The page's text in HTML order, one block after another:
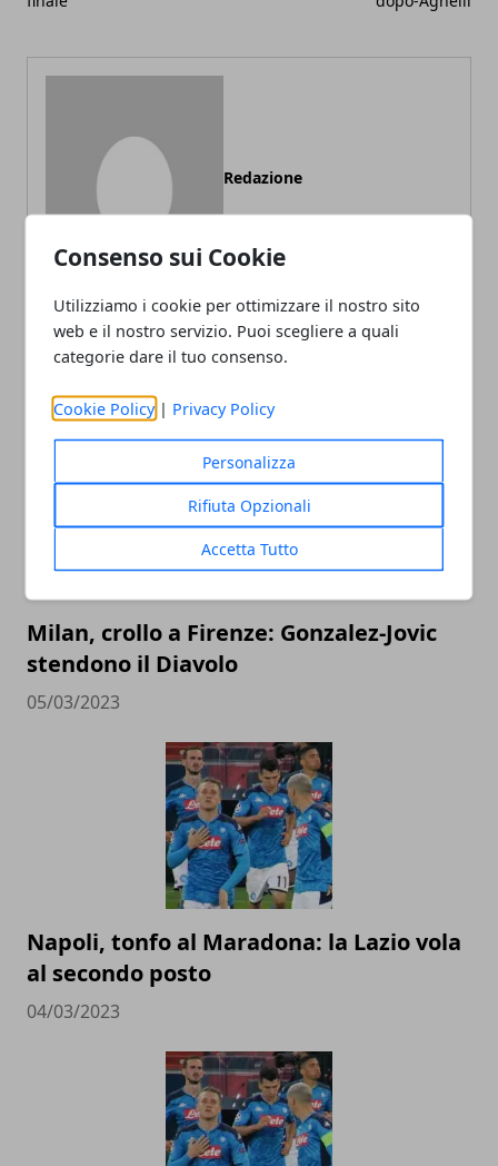
Consenso sui Cookie
Utilizziamo i cookie per ottimizzare il nostro sito
web e il nostro servizio. Puoi scegliere a quali
categorie dare il tuo consenso.
Cookie Policy | Privacy Policy
Personalizza
Rifiuta Opzionali
Accetta Tutto
Redazione
Milan, crollo a Firenze: Gonzalez-Jovic
stendono il Diavolo
05/03/2023
Napoli, tonfo al Maradona: la Lazio vola
al secondo posto
04/03/2023